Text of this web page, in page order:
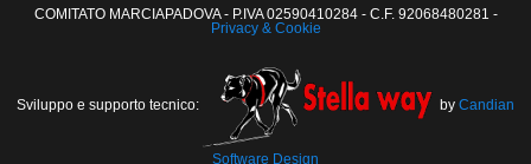
COMITATO MARCIAPADOVA - P.IVA 02590410284 - C.F. 92068480281 -
Privacy & Cookie
Sviluppo e supporto tecnico: by Candian
Software Design